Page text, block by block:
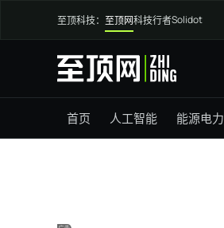
至顶科技： 至顶网科技行者Solidot
首页 人工智能 能源电力